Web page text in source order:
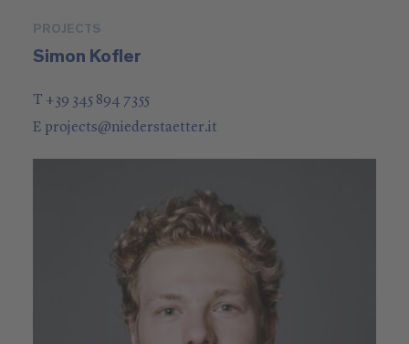
PROJECTS
Simon Kofler
T +39 345 894 7355
E projects@niederstaetter.it